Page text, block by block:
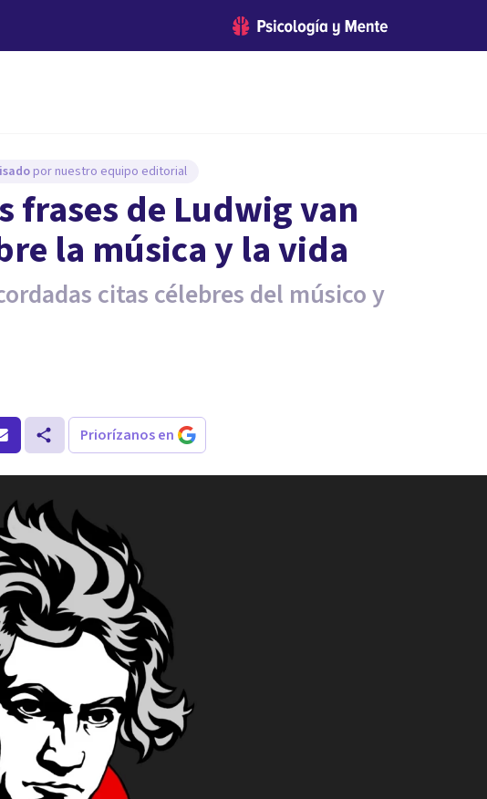
por nuestro equipo editorial
frases de Ludwig van
la música y la vida
citas célebres del músico y
Priorízanos en